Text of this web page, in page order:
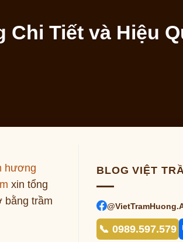
Tiết và Hiệu
hương
xin tổng
bằng trầm
BLOG VIỆT
📞 0989.597.579